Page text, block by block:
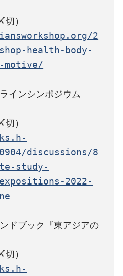
2
health-body-
インシンポジウム
discussions/8
study-
2022-
ドブック『東アジアの